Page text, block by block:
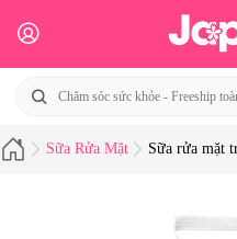
Sữa Rửa Mặt Sữa rửa mặt